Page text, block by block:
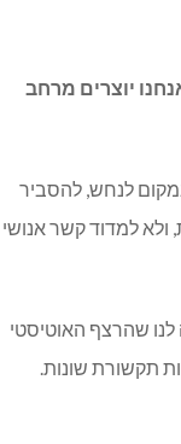
יוצרים מרחב
לנחש, להסביר
ולא למדוד קשר אנושי
לנו שהרצף האוטיסטי
תקשורת שונות.